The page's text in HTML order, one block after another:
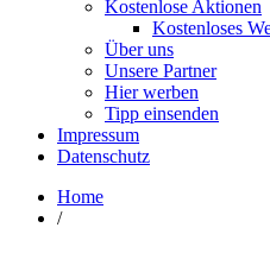
Kostenlose Aktionen
Kostenloses
Über uns
Unsere Partner
Hier werben
Tipp einsenden
Impressum
Datenschutz
Home
/